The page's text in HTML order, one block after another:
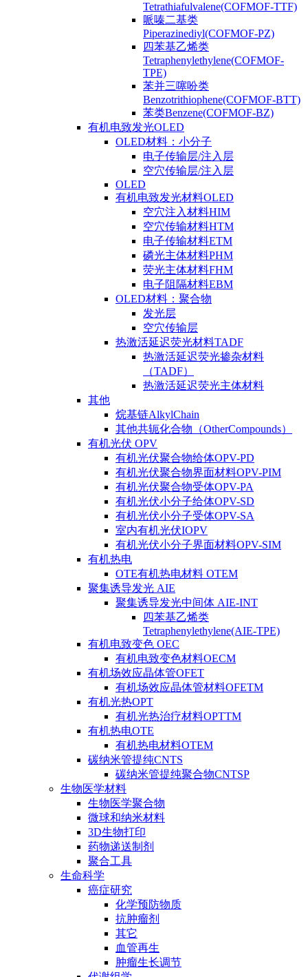
Tetrathiafulvalene(COFMOF-TTF)
哌嗪二基类
Piperazinediyl(COFMOF-PZ)
四苯基乙烯类
Tetraphenylethylene(COFMOF-
TPE)
苯并三噻吩类
Benzotrithiophene(COFMOF-BTT)
苯类Benzene(COFMOF-BZ)
有机电致发光OLED
OLED材料：小分子
电子传输层/注入层
空穴传输层/注入层
OLED
有机电致发光材料OLED
空穴注入材料HIM
空穴传输材料HTM
电子传输材料ETM
磷光主体材料PHM
荧光主体材料FHM
电子阻隔材料EBM
OLED材料：聚合物
发光层
空穴传输层
热激活延迟荧光材料TADF
热激活延迟荧光掺杂材料
（TADF）
热激活延迟荧光主体材料
其他
烷基链AlkylChain
其他共轭化合物（OtherCompounds）
有机光伏 OPV
有机光伏聚合物给体OPV-PD
有机光伏聚合物界面材料OPV-PIM
有机光伏聚合物受体OPV-PA
有机光伏小分子给体OPV-SD
有机光伏小分子受体OPV-SA
室内有机光伏IOPV
有机光伏小分子界面材料OPV-SIM
有机热电
OTE有机热电材料 OTEM
聚集诱导发光 AIE
聚集诱导发光中间体 AIE-INT
四苯基乙烯类
Tetraphenylethylene(AIE-TPE)
有机电致变色 OEC
有机电致变色材料OECM
有机场效应晶体管OFET
有机场效应晶体管材料OFETM
有机光热OPT
有机光热治疗材料OPTTM
有机热电OTE
有机热电材料OTEM
碳纳米管提纯CNTS
碳纳米管提纯聚合物CNTSP
生物医学材料
生物医学聚合物
微球和纳米材料
3D生物打印
药物递送制剂
聚合工具
生命科学
癌症研究
化学预防物质
抗肿瘤剂
其它
血管再生
肿瘤生长调节